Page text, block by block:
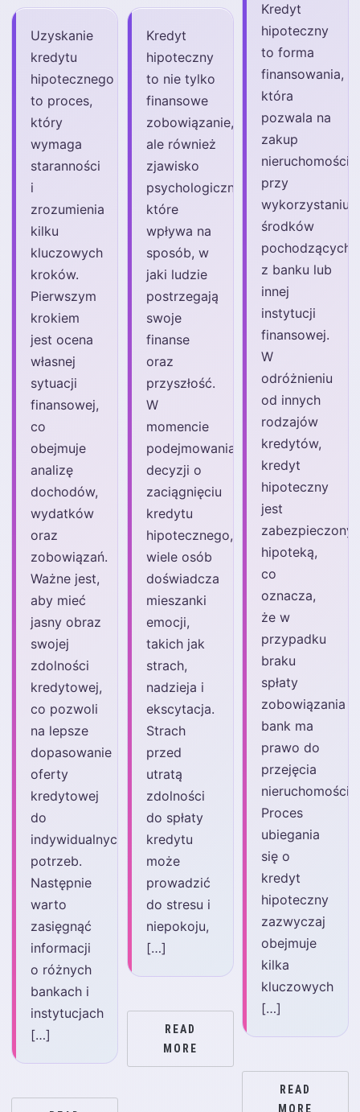
Uzyskanie
kredytu
hipotecznego
to proces,
który
wymaga
staranności
i
zrozumienia
kilku
kluczowych
kroków.
Pierwszym
krokiem
jest ocena
własnej
sytuacji
finansowej,
co
obejmuje
analizę
dochodów,
wydatków
oraz
zobowiązań.
Ważne jest,
aby mieć
jasny obraz
swojej
zdolności
kredytowej,
co pozwoli
na lepsze
dopasowanie
oferty
kredytowej
do
indywidualnych
potrzeb.
Następnie
warto
zasięgnąć
informacji
o różnych
bankach i
instytucjach
[…]
Kredyt
hipoteczny
to nie tylko
finansowe
zobowiązanie,
ale również
zjawisko
psychologiczne,
które
wpływa na
sposób, w
jaki ludzie
postrzegają
swoje
finanse
oraz
przyszłość.
W
momencie
podejmowania
decyzji o
zaciągnięciu
kredytu
hipotecznego,
wiele osób
doświadcza
mieszanki
emocji,
takich jak
strach,
nadzieja i
ekscytacja.
Strach
przed
utratą
zdolności
do spłaty
kredytu
może
prowadzić
do stresu i
niepokoju,
[…]
READ
MORE
Kredyt
hipoteczny
to forma
finansowania,
która
pozwala na
zakup
nieruchomości
przy
wykorzystaniu
środków
pochodzących
z banku lub
innej
instytucji
finansowej.
W
odróżnieniu
od innych
rodzajów
kredytów,
kredyt
hipoteczny
jest
zabezpieczony
hipoteką,
co
oznacza,
że w
przypadku
braku
spłaty
zobowiązania
bank ma
prawo do
przejęcia
nieruchomości.
Proces
ubiegania
się o
kredyt
hipoteczny
zazwyczaj
obejmuje
kilka
kluczowych
[…]
READ
MORE